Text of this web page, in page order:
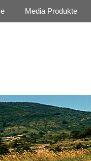
Media Produkte